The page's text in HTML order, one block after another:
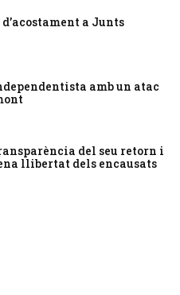
a Junts
amb un atac
del seu retorn i
llibertat dels encausats